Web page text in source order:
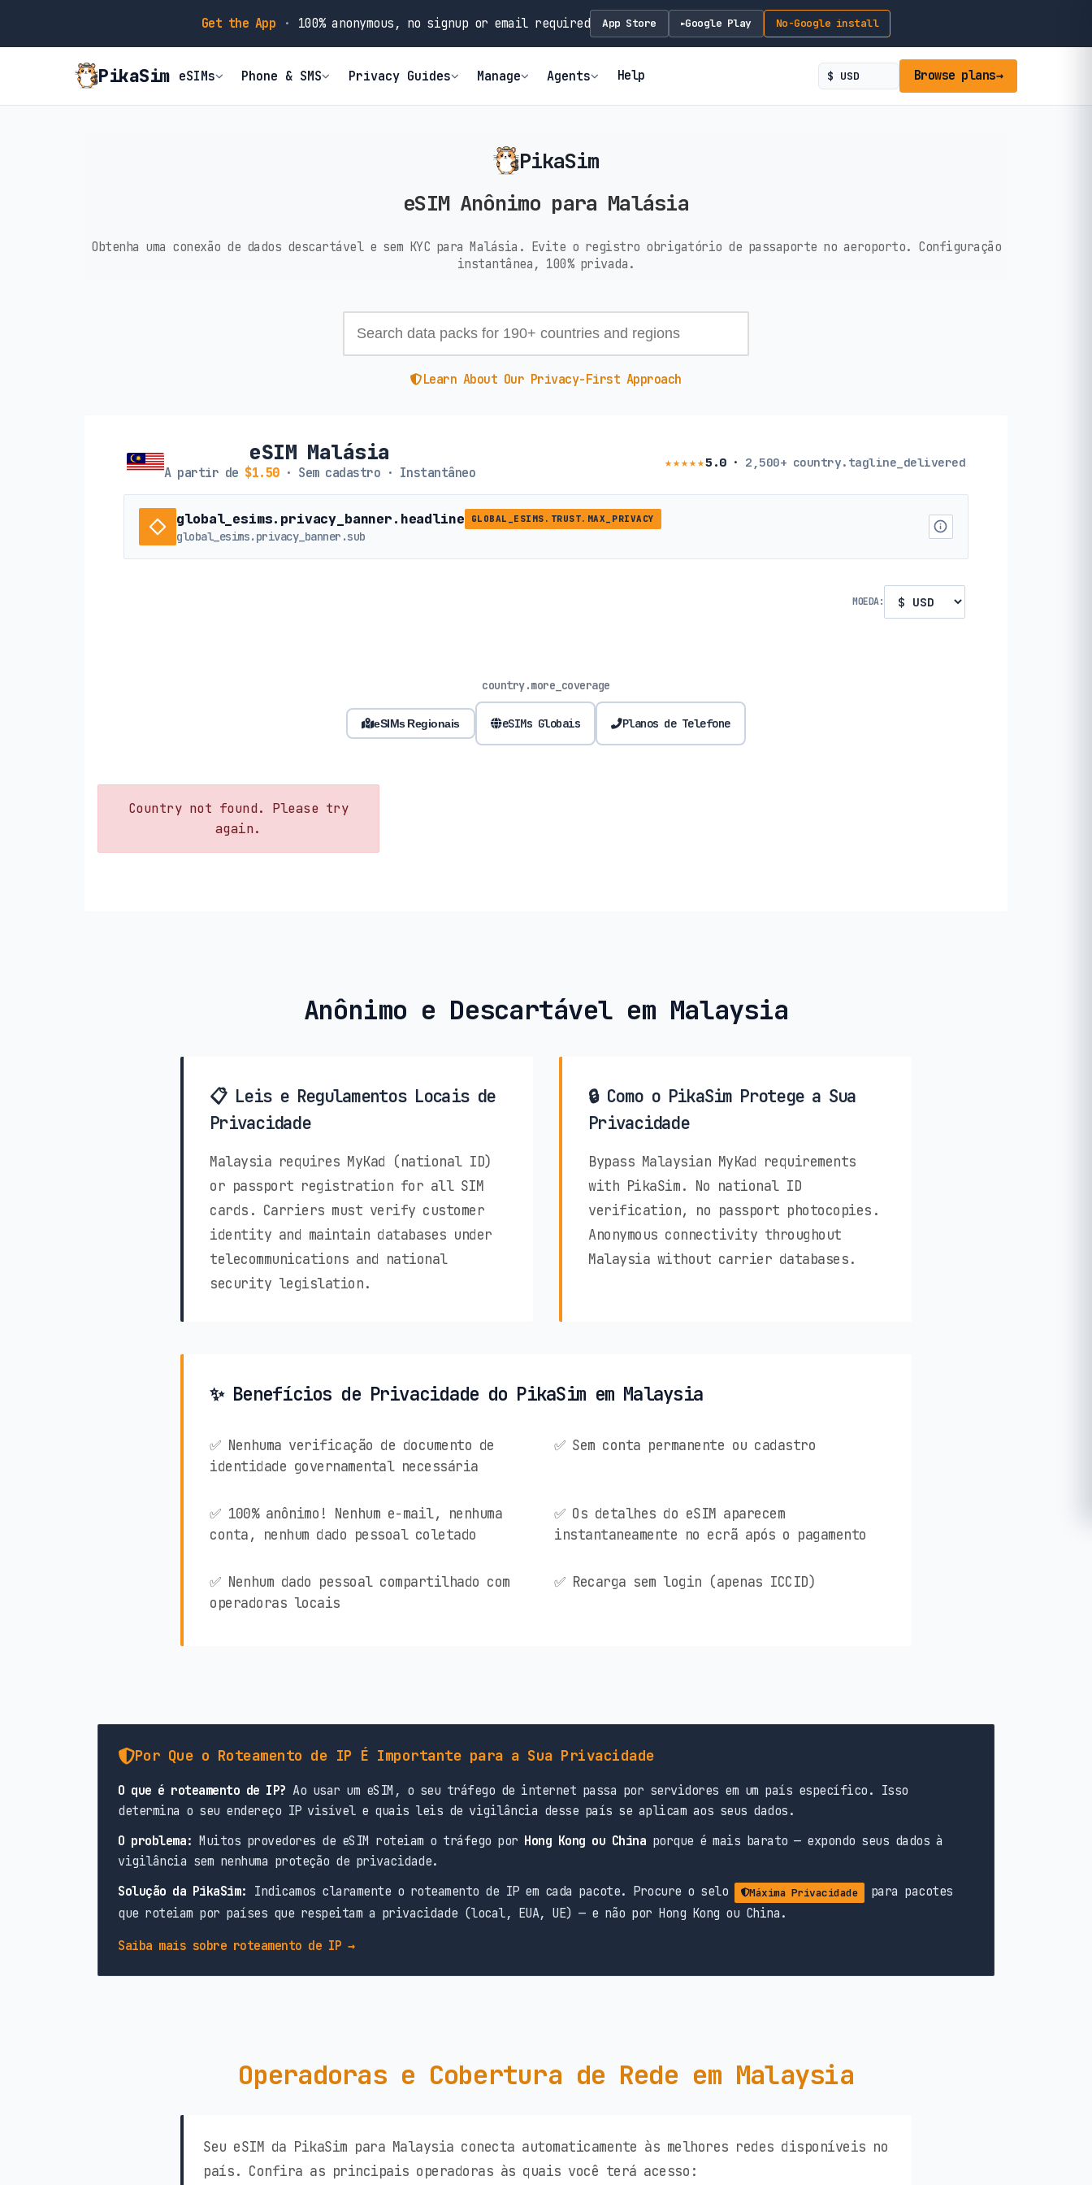
Get the App · 100% anonymous, no signup or email required App Store ►Google Play No-Google install
PikaSim eSIMs Phone & SMS Privacy Guides Manage Agents Help Browse plans→
PikaSim
eSIM Anônimo para Malásia
Obtenha uma conexão de dados descartável e sem KYC para Malásia. Evite o registro obrigatório de passaporte no aeroporto. Configuração
instantânea, 100% privada.
Learn About Our Privacy-First Approach
eSIM Malásia
A partir de $1.50· Sem cadastro · Instantâneo
★★★★★5.0· 2,500+ country.tagline_delivered
global_esims.privacy_banner.headline GLOBAL_ESIMS.TRUST.MAX_PRIVACY
global_esims.privacy_banner.sub
MOEDA:
country.more_coverage
eSIMs Regionais eSIMs Globais Planos de Telefone
Country not found. Please try
again.
Anônimo e Descartável em Malaysia
📋 Leis e Regulamentos Locais de
Privacidade
Malaysia requires MyKad (national ID)
or passport registration for all SIM
cards. Carriers must verify customer
identity and maintain databases under
telecommunications and national
security legislation.
🔒 Como o PikaSim Protege a Sua
Privacidade
Bypass Malaysian MyKad requirements
with PikaSim. No national ID
verification, no passport photocopies.
Anonymous connectivity throughout
Malaysia without carrier databases.
✨ Benefícios de Privacidade do PikaSim em Malaysia
✅ Nenhuma verificação de documento de
identidade governamental necessária
✅ Sem conta permanente ou cadastro
✅ 100% anônimo! Nenhum e-mail, nenhuma
conta, nenhum dado pessoal coletado
✅ Os detalhes do eSIM aparecem
instantaneamente no ecrã após o pagamento
✅ Nenhum dado pessoal compartilhado com
operadoras locais
✅ Recarga sem login (apenas ICCID)
Por Que o Roteamento de IP É Importante para a Sua Privacidade
O que é roteamento de IP? Ao usar um eSIM, o seu tráfego de internet passa por servidores em um país específico. Isso
determina o seu endereço IP visível e quais leis de vigilância desse país se aplicam aos seus dados.
O problema: Muitos provedores de eSIM roteiam o tráfego por Hong Kong ou China porque é mais barato — expondo seus dados à
vigilância sem nenhuma proteção de privacidade.
Solução da PikaSim: Indicamos claramente o roteamento de IP em cada pacote. Procure o selo Máxima Privacidade
para pacotes
que roteiam por países que respeitam a privacidade (local, EUA, UE) — e não por Hong Kong ou China.
Saiba mais sobre roteamento de IP →
Operadoras e Cobertura de Rede em Malaysia
Seu eSIM da PikaSim para Malaysia conecta automaticamente às melhores redes disponíveis no
país. Confira as principais operadoras às quais você terá acesso: